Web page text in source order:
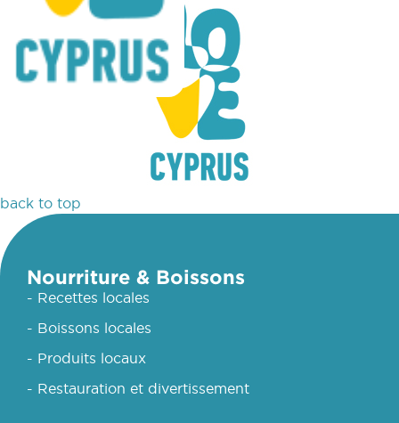
back to top
Nourriture & Boissons
- Recettes locales
- Boissons locales
- Produits locaux
- Restauration et divertissement